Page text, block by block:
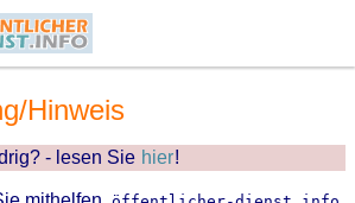
Hinweis
- lesen Sie hier!